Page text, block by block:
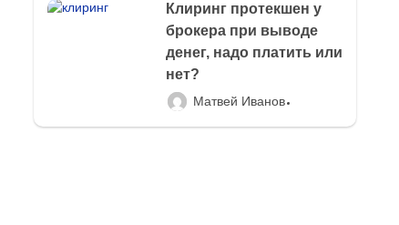
Клиринг протекшен у
брокера при выводе
денег, надо платить или
нет?
Матвей Иванов